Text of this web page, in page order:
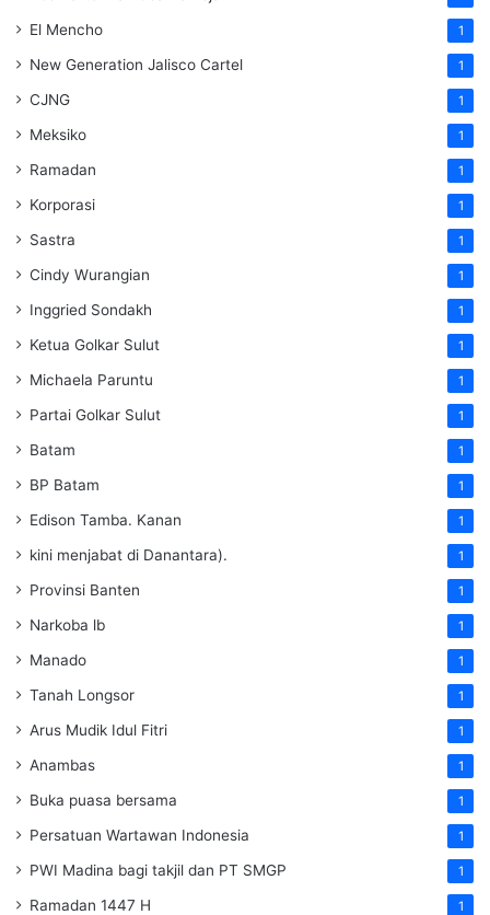
El Mencho 1
New Generation Jalisco Cartel 1
CJNG 1
Meksiko 1
Ramadan 1
Korporasi 1
Sastra 1
Cindy Wurangian 1
Inggried Sondakh 1
Ketua Golkar Sulut 1
Michaela Paruntu 1
Partai Golkar Sulut 1
Batam 1
BP Batam 1
Edison Tamba. Kanan 1
kini menjabat di Danantara). 1
Provinsi Banten 1
Narkoba lb 1
Manado 1
Tanah Longsor 1
Arus Mudik Idul Fitri 1
Anambas 1
Buka puasa bersama 1
Persatuan Wartawan Indonesia 1
PWI Madina bagi takjil dan PT SMGP 1
Ramadan 1447 H 1